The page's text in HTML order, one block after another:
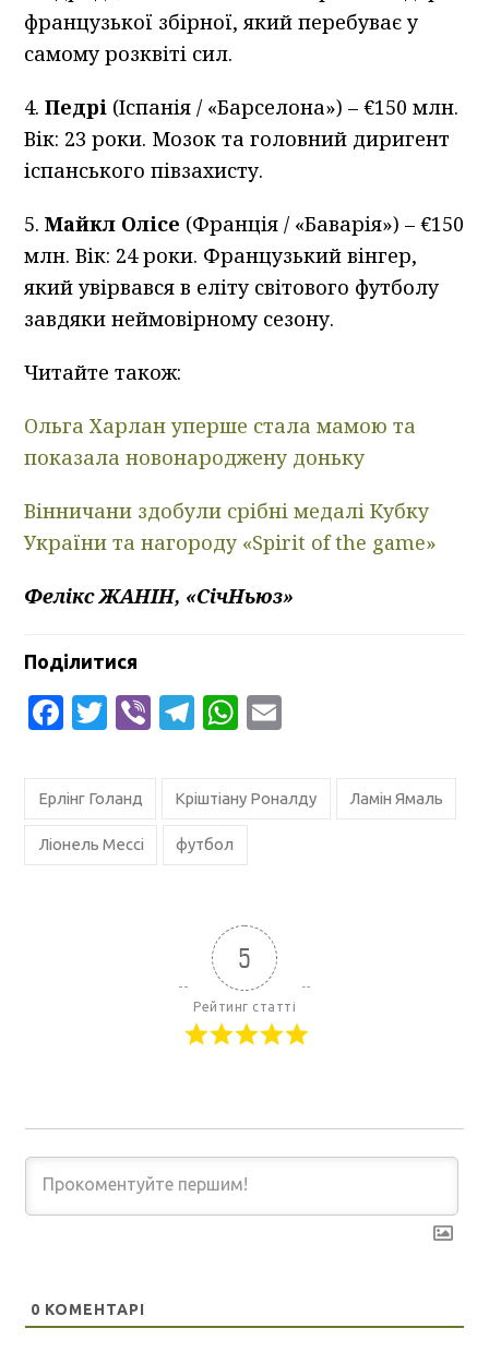
французької збірної, який перебуває у
самому розквіті сил.
4.Педрі (Іспанія / «Барселона») – €150 млн.
Вік: 23 роки. Мозок та головний диригент
іспанського півзахисту.
5.Майкл Олісе (Франція / «Баварія») – €150
млн. Вік: 24 роки. Французький вінгер,
який увірвався в еліту світового футболу
завдяки неймовірному сезону.
Читайте також:
Ольга Харлан уперше стала мамою та
показала новонароджену доньку
Вінничани здобули срібні медалі Кубку
України та нагороду «Spirit of the game»
Фелікс ЖАНІН, «СічНьюз»
Поділитися
Facebook
Twitter
ViberTelegram
WhatsApp
Ерлінг Голанд Кріштіану Роналду Ламін Ямаль
Ліонель Мессі футбол
5
Рейтинг статті
0 КОМЕНТАРІ